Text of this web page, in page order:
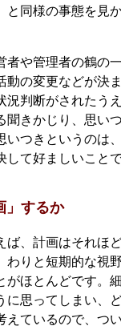
と同様の事態を見
者や管理者の鶴の
動の変更などが決
況判断がされたう
聞きかじり、思い
いつきというのは
して好ましいこと
」するか
ば、計画はそれほ
わりと短期的な視
がほとんどです。
に思ってしまい、
えているので、つ